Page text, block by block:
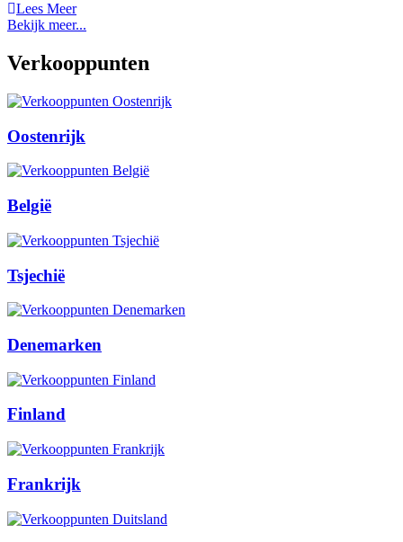
Lees Meer
Bekijk meer...
Verkooppunten
Oostenrijk
België
Tsjechië
Denemarken
Finland
Frankrijk